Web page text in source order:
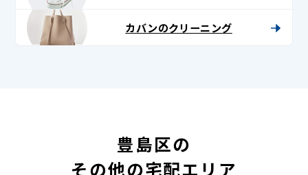
カバンのクリーニング
豊島区の
その他の宅配エリア